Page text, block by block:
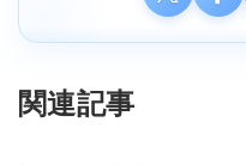
関連記事